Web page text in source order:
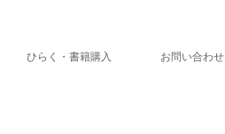
ひらく・書籍購入 お問い合わせ